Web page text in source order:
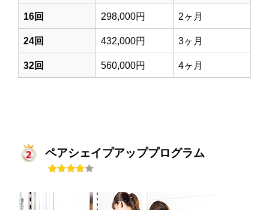
16回 298,000円 2ヶ月
24回 432,000円 3ヶ月
32回 560,000円 4ヶ月
ペアシェイプアッププログラム